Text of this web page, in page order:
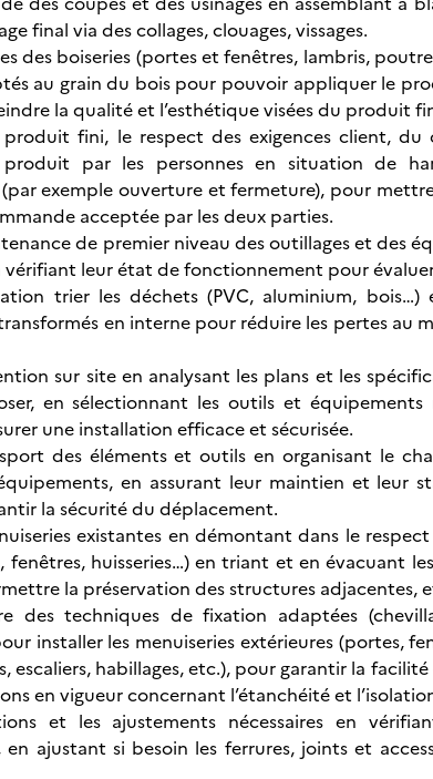
final via des collages, clouages, vissages.
des boiseries (portes et fenêtres, lambris,
au grain du bois pour pouvoir appliquer le
la qualité et l’esthétique visées du produit
fini, le respect des exigences client,
produit par les personnes en situation de
exemple ouverture et fermeture), pour
acceptée par les deux parties.
de premier niveau des outillages et des
vérifiant leur état de fonctionnement pour
trier les déchets (PVC, aluminium,
en interne pour réduire les pertes au
sur site en analysant les plans et les
en sélectionnant les outils et
une installation efficace et sécurisée.
des éléments et outils en organisant le
en assurant leur maintien et
la sécurité du déplacement.
existantes en démontant dans le
fenêtres, huisseries…) en triant et en évacuant
la préservation des structures adjacentes,
des techniques de fixation adaptées
installer les menuiseries extérieures (portes,
escaliers, habillages, etc.), pour garantir la
en vigueur concernant l’étanchéité et
et les ajustements nécessaires en
ajustant si besoin les ferrures, joints et